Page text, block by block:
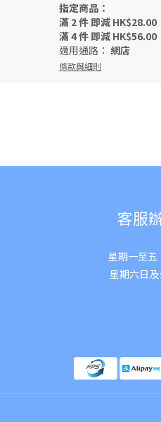
指定商品：
滿 2 件 即減 HK$28.00
滿 4 件 即減 HK$56.00
適用通路： 網店
條款與細則
客服
星期一至
星期六日